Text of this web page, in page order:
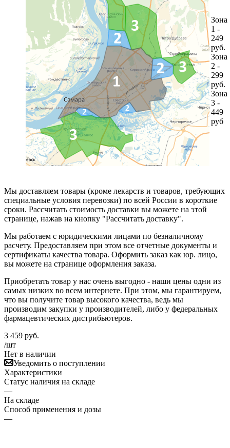
Зона
1 -
249
руб.
Зона
2 -
299
руб.
Зона
3 -
449
руб
Мы доставляем товары (кроме лекарств и товаров, требующих
специальные условия перевозки) по всей России в короткие
сроки. Рассчитать стоимость доставки вы можете на этой
странице, нажав на кнопку "Рассчитать доставку".
Мы работаем с юридическими лицами по безналичному
расчету. Предоставляем при этом все отчетные документы и
сертификаты качества товара. Оформить заказ как юр. лицо,
вы можете на странице оформления заказа.
Приобретать товар у нас очень выгодно - наши цены одни из
самых низких во всем интернете. При этом, мы гарантируем,
что вы получите товар высокого качества, ведь мы
производим закупки у производителей, либо у федеральных
фармацевтических дистрибьютеров.
3 459 руб.
/шт
Нет в наличии
Уведомить о поступлении
Характеристики
Статус наличия на складе
—
На складе
Способ применения и дозы
—